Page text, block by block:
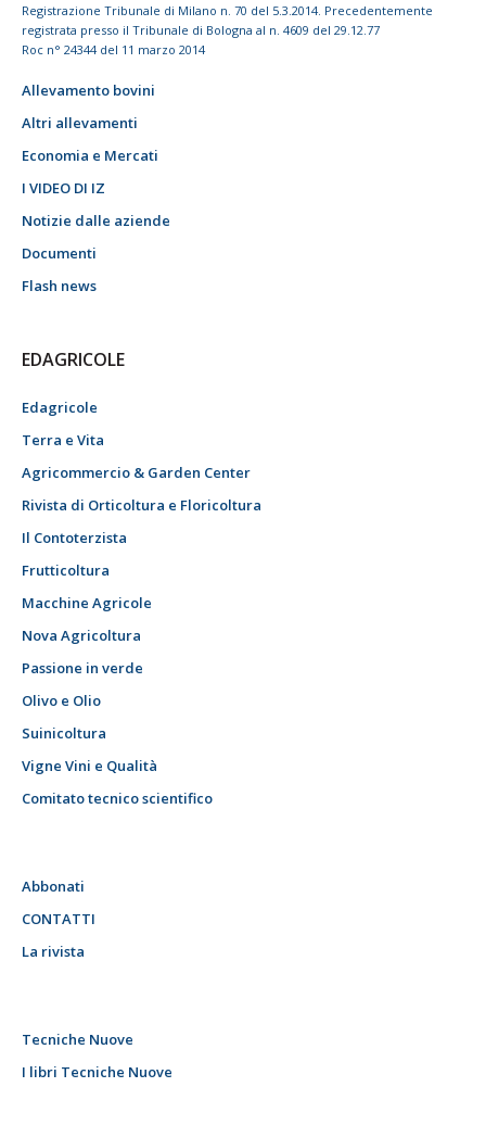
Registrazione Tribunale di Milano n. 70 del 5.3.2014. Precedentemente
registrata presso il Tribunale di Bologna al n. 4609 del 29.12.77
Roc n° 24344 del 11 marzo 2014
Allevamento bovini
Altri allevamenti
Economia e Mercati
I VIDEO DI IZ
Notizie dalle aziende
Documenti
Flash news
EDAGRICOLE
Edagricole
Terra e Vita
Agricommercio & Garden Center
Rivista di Orticoltura e Floricoltura
Il Contoterzista
Frutticoltura
Macchine Agricole
Nova Agricoltura
Passione in verde
Olivo e Olio
Suinicoltura
Vigne Vini e Qualità
Comitato tecnico scientifico
Abbonati
CONTATTI
La rivista
Tecniche Nuove
I libri Tecniche Nuove